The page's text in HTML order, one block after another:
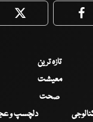
Twitter
تازہ ترین
معیشت
صحت
دلچسپ و